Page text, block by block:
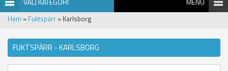
Hem » Fuktspärr » Karlsborg
FUKTSPÄRR - KARLSBORG